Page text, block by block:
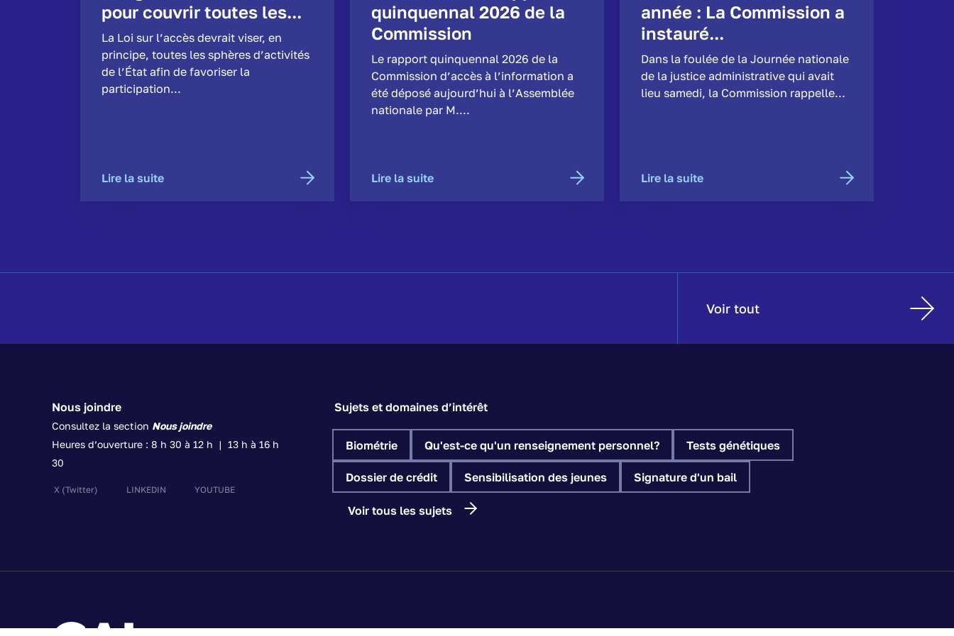
pour couvrir toutes les...
La Loi sur l’accès devrait viser, en
principe, toutes les sphères d’activités
de l’État afin de favoriser la
participation...
Lire la suite
quinquennal 2026 de la
Commission
Le rapport quinquennal 2026 de la
Commission d’accès à l’information a
été déposé aujourd’hui à l’Assemblée
nationale par M....
Lire la suite
année : La Commission a
instauré...
Dans la foulée de la Journée nationale
de la justice administrative qui avait
lieu samedi, la Commission rappelle...
Lire la suite
Voir tout
Nous joindre
Consultez la section Nous joindre
Heures d’ouverture : 8 h 30 à 12 h | 13 h à 16 h
30
X (Twitter) LINKEDIN YOUTUBE
Sujets et domaines d’intérêt
Biométrie Qu'est-ce qu'un renseignement personnel? Tests génétiques
Dossier de crédit Sensibilisation des jeunes Signature d'un bail
Voir tous les sujets